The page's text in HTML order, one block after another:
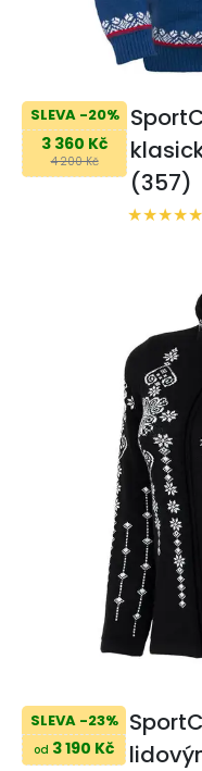
SLEVA -20%
3 360 Kč
4 200 Kč
(357)
SLEVA -23%
od 3 190 Kč